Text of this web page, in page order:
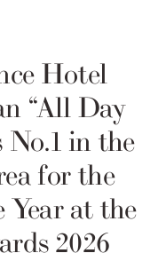
Hotel
“All Day
in the
for the
Year at the
2026